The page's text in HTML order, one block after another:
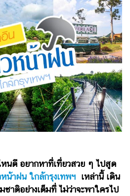
หนดี อยากหาที่เที่ยวสวย ๆ ไปสูด
น้าฝน ใกล้กรุงเทพฯ เหล่านี้ เดิน
าติอย่างเต็มที่ ไม่ว่าจะพาใครไป